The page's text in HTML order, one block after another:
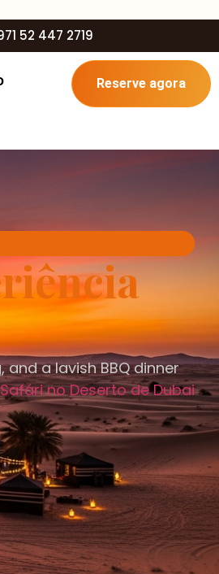
52 447 2719
Reserve agora
a lavish BBQ dinner
Safári no Deserto de Dubai